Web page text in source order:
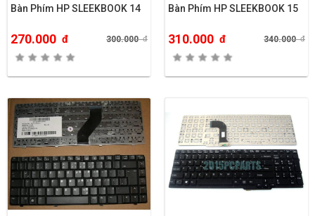
Bàn Phím HP SLEEKBOOK 14
270.000 đ 300.000đ
Bàn Phím HP SLEEKBOOK 15
310.000 đ 340.000đ